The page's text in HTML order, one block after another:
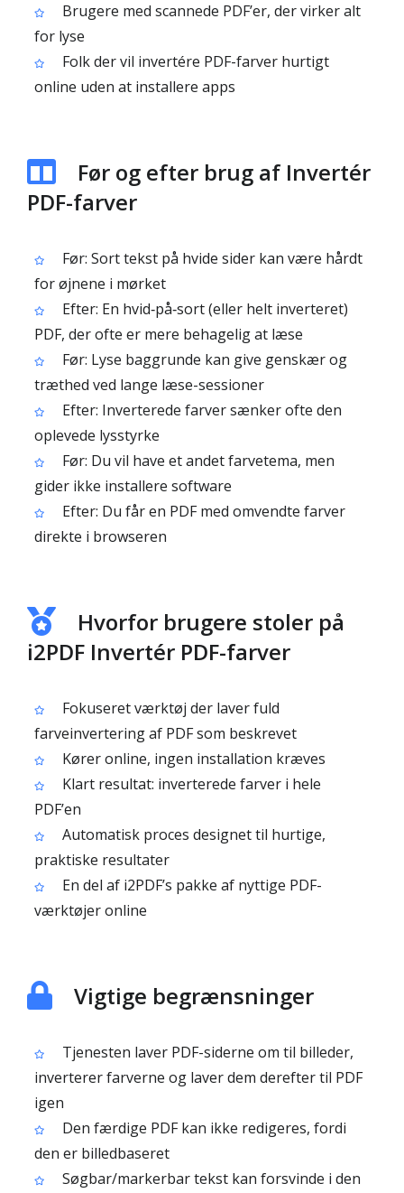
Brugere med scannede PDF’er, der virker alt
for lyse
Folk der vil invertére PDF-farver hurtigt
online uden at installere apps
Før og efter brug af Invertér
PDF-farver
Før: Sort tekst på hvide sider kan være hårdt
for øjnene i mørket
Efter: En hvid‑på‑sort (eller helt inverteret)
PDF, der ofte er mere behagelig at læse
Før: Lyse baggrunde kan give genskær og
træthed ved lange læse-sessioner
Efter: Inverterede farver sænker ofte den
oplevede lysstyrke
Før: Du vil have et andet farvetema, men
gider ikke installere software
Efter: Du får en PDF med omvendte farver
direkte i browseren
Hvorfor brugere stoler på
i2PDF Invertér PDF-farver
Fokuseret værktøj der laver fuld
farveinvertering af PDF som beskrevet
Kører online, ingen installation kræves
Klart resultat: inverterede farver i hele
PDF’en
Automatisk proces designet til hurtige,
praktiske resultater
En del af i2PDF’s pakke af nyttige PDF-
værktøjer online
Vigtige begrænsninger
Tjenesten laver PDF-siderne om til billeder,
inverterer farverne og laver dem derefter til PDF
igen
Den færdige PDF kan ikke redigeres, fordi
den er billedbaseret
Søgbar/markerbar tekst kan forsvinde i den